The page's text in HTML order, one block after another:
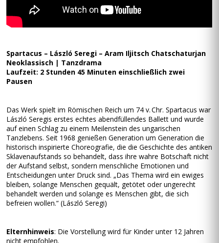
Spartacus – László Seregi – Aram Iljitsch Chatschaturjan
Neoklassisch | Tanzdrama
Laufzeit: 2 Stunden 45 Minuten einschließlich zwei
Pausen
Das Werk spielt im Römischen Reich um 74 v. Chr. Spartacus war
László Seregis erstes echtes abendfüllendes Ballett und wurde
auf einen Schlag zu einem Meilenstein des ungarischen
Tanzlebens. Seit 1968 genießen Generation um Generation die
historisch inspirierte Choreografie, die die Geschichte des antiken
Sklavenaufstands so behandelt, dass ihre wahre Botschaft nicht
der Aufstand selbst, sondern menschliche Emotionen und
Entscheidungen unter Druck sind. „Das Thema wird ein ewiges
bleiben, solange Menschen gequält, getötet oder ungerecht
behandelt werden und solange es Menschen gibt, die sich
befreien wollen.“ (László Seregi)
Elternhinweis: Die Vorstellung wird für Kinder unter 12 Jahren
nicht empfohlen.